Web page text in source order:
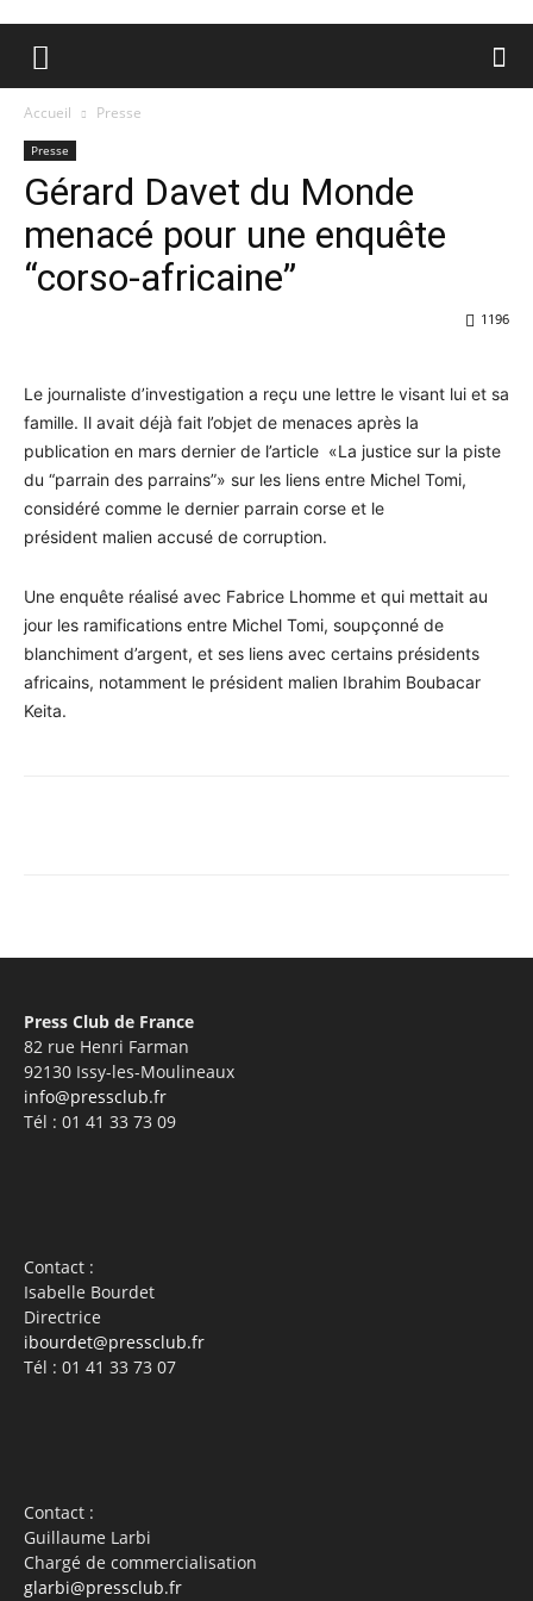
Accueil Presse
Presse
Gérard Davet du Monde
menacé pour une enquête
“corso-africaine”
1196
Le journaliste d’investigation a reçu une lettre le visant lui et sa
famille. Il avait déjà fait l’objet de menaces après la
publication en mars dernier de l’article «La justice sur la piste
du “parrain des parrains”» sur les liens entre Michel Tomi,
considéré comme le dernier parrain corse et le
président malien accusé de corruption.
Une enquête réalisé avec Fabrice Lhomme et qui mettait au
jour les ramifications entre Michel Tomi, soupçonné de
blanchiment d’argent, et ses liens avec certains présidents
africains, notamment le président malien Ibrahim Boubacar
Keita.
Press Club de France
82 rue Henri Farman
92130 Issy-les-Moulineaux
info@pressclub.fr
Tél : 01 41 33 73 09
Contact :
Isabelle Bourdet
Directrice
ibourdet@pressclub.fr
Tél : 01 41 33 73 07
Contact :
Guillaume Larbi
Chargé de commercialisation
glarbi@pressclub.fr